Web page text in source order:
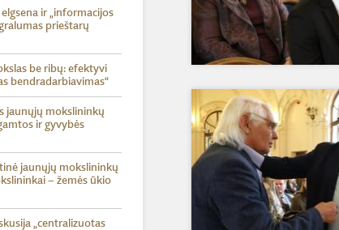
ir „informacijos
prieštarų
be ribų: efektyvi
bendradarbiavimas“
jaunųjų mokslininkų
ir gyvybės
jaunųjų mokslininkų
– žemės ūkio
„centralizuotas